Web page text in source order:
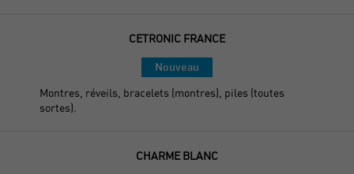
CETRONIC FRANCE
Nouveau
Montres, réveils, bracelets (montres), piles (toutes
sortes).
CHARME BLANC